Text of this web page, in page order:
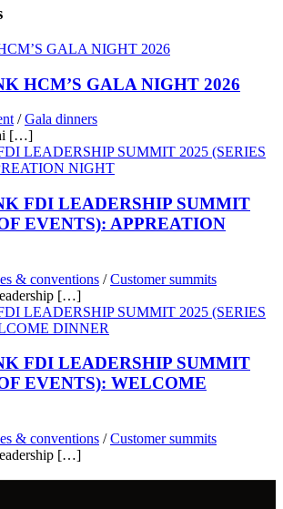
GALA NIGHT 2026
HCM’S GALA NIGHT 2026
/ Gala dinners
[…]
LEADERSHIP SUMMIT 2025 (SERIES
NIGHT
FDI LEADERSHIP SUMMIT
EVENTS): APPREATION
& conventions / Customer summits
[…]
LEADERSHIP SUMMIT 2025 (SERIES
DINNER
FDI LEADERSHIP SUMMIT
EVENTS): WELCOME
& conventions / Customer summits
[…]